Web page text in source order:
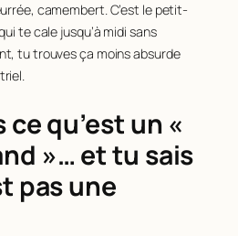
camembert. C’est le petit-
te cale jusqu’à midi sans
tu trouves ça moins absurde
ce qu’est un «
»… et tu sais
pas une